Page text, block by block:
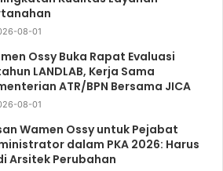
08-01
Ossy Buka Rapat Evaluasi
LANDLAB, Kerja Sama
ATR/BPN Bersama JICA
08-01
Wamen Ossy untuk Pejabat
dalam PKA 2026: Harus
Arsitek Perubahan